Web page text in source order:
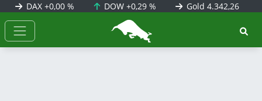
DAX +0,00 % DOW+0,29 % Gold 4.342,26
BörsenNEWS.de